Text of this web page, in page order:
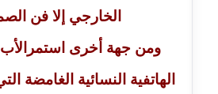
مدونة خالد دومه
عاملة
مدونة خالد صالح
عاملة
الخارجي إلا فن
ومن جهة أخرى
الهاتفية النسائية الغامضة